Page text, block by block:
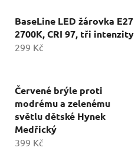
BaseLine LED žárovka E27
2700K, CRI 97, tři intenzity
299 Kč
Červené brýle proti
modrému a zelenému
světlu dětské Hynek
Medřický
399 Kč